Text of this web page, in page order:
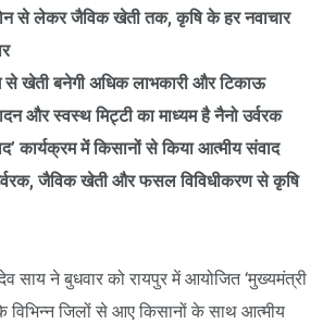
से लेकर जैविक खेती तक, कृषि के हर नवाचार
से खेती बनेगी अधिक लाभकारी और टिकाऊ
और स्वस्थ मिट्टी का माध्यम है नैनो उर्वरक
कार्यक्रम में किसानों से किया आत्मीय संवाद
जैविक खेती और फसल विविधीकरण से कृषि
साय ने बुधवार को रायपुर में आयोजित ‘मुख्यमंत्री
विभिन्न जिलों से आए किसानों के साथ आत्मीय